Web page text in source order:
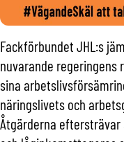
Fackförbundet JHL:s
nuvarande regeringens
sina
näringslivets och
Åtgärderna